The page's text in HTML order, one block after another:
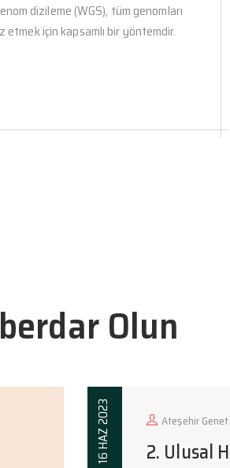
dizileme (WGS), tüm genomları
etmek için kapsamlı bir yöntemdir.
Olun
16 HAZ 2023 Ateşehir
2. Ulusal